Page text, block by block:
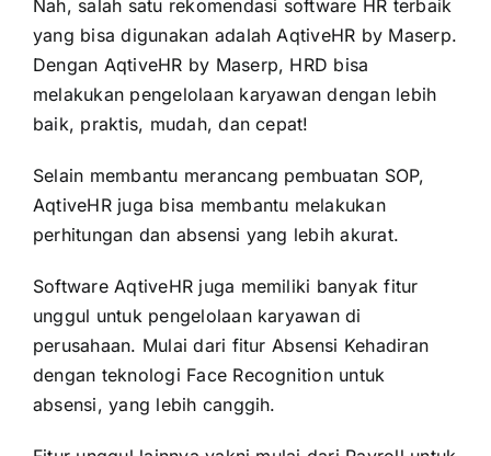
Nah, salah satu rekomendasi software HR terbaik
yang bisa digunakan adalah AqtiveHR by Maserp.
Dengan AqtiveHR by Maserp, HRD bisa
melakukan pengelolaan karyawan dengan lebih
baik, praktis, mudah, dan cepat!
Selain membantu merancang pembuatan SOP,
AqtiveHR juga bisa membantu melakukan
perhitungan dan absensi yang lebih akurat.
Software AqtiveHR juga memiliki banyak fitur
unggul untuk pengelolaan karyawan di
perusahaan. Mulai dari fitur Absensi Kehadiran
dengan teknologi Face Recognition untuk
absensi, yang lebih canggih.